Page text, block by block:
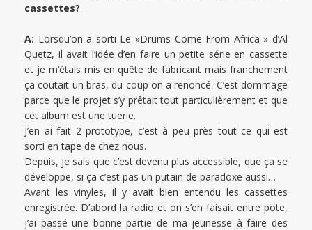
cassettes?
A: Lorsqu’on a sorti Le »Drums Come From Africa » d’Al
Quetz, il avait l’idée d’en faire un petite série en cassette
et je m’étais mis en quête de fabricant mais franchement
ça coutait un bras, du coup on a renoncé. C’est dommage
parce que le projet s’y prêtait tout particulièrement et que
cet album est une tuerie.
J’en ai fait 2 prototype, c’est à peu près tout ce qui est
sorti en tape de chez nous.
Depuis, je sais que c’est devenu plus accessible, que ça se
développe, si ça c’est pas un putain de paradoxe aussi…
Avant les vinyles, il y avait bien entendu les cassettes
enregistrée. D’abord la radio et on s’en faisait entre pote,
j’ai passé une bonne partie de ma jeunesse à faire des